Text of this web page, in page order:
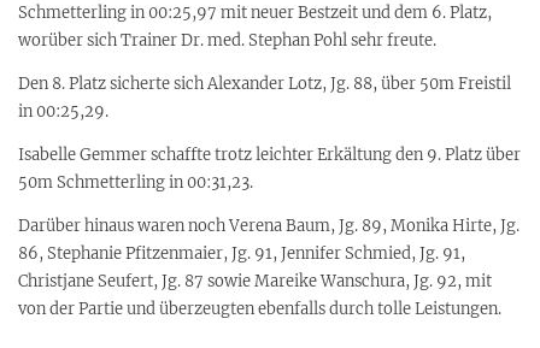
Schmetterling in 00:25,97 mit neuer Bestzeit und dem 6. Platz,
worüber sich Trainer Dr. med. Stephan Pohl sehr freute.
Den 8. Platz sicherte sich Alexander Lotz, Jg. 88, über 50m Freistil
in 00:25,29.
Isabelle Gemmer schaffte trotz leichter Erkältung den 9. Platz über
50m Schmetterling in 00:31,23.
Darüber hinaus waren noch Verena Baum, Jg. 89, Monika Hirte, Jg.
86, Stephanie Pfitzenmaier, Jg. 91, Jennifer Schmied, Jg. 91,
Christjane Seufert, Jg. 87 sowie Mareike Wanschura, Jg. 92, mit
von der Partie und überzeugten ebenfalls durch tolle Leistungen.